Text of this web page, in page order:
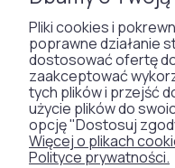
120,00 zł
Pliki cookies i
poprawne działanie
dostosować ofertę
zaakceptować
tych plików i przejść
użycie plików do
opcję "Dostosuj
Więcej o plikach
Polityce prywatności.